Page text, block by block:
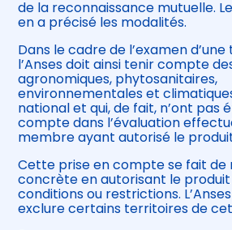
de la reconnaissance mutuelle.
en a précisé les modalités.
Dans le cadre de l’examen
l’Anses doit ainsi tenir compte
agronomiques, phytosanitaires,
environnementales et
national et qui, de fait, n’ont pas
compte dans l’évaluation
membre ayant autorisé le
Cette prise en compte se fait de
concrète en autorisant le produit
conditions ou restrictions.
exclure certains territoires de